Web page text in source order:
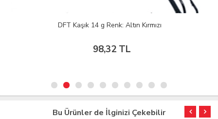
DFT Kaşık 14 g Renk: Altın Kırmızı
98,32 TL
Bu Ürünler de İlginizi Çekebilir